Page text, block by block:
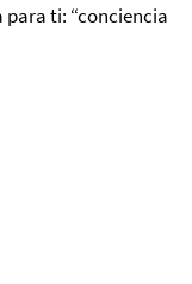
para ti: “conciencia